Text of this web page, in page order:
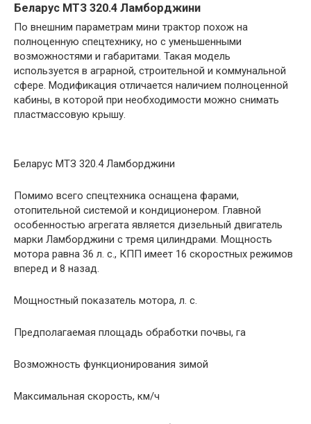
Беларус МТЗ 320.4 Ламборджини
По внешним параметрам мини трактор похож на
полноценную спецтехнику, но с уменьшенными
возможностями и габаритами. Такая модель
используется в аграрной, строительной и коммунальной
сфере. Модификация отличается наличием полноценной
кабины, в которой при необходимости можно снимать
пластмассовую крышу.
Беларус МТЗ 320.4 Ламборджини
Помимо всего спецтехника оснащена фарами,
отопительной системой и кондиционером. Главной
особенностью агрегата является дизельный двигатель
марки Ламборджини с тремя цилиндрами. Мощность
мотора равна 36 л. с., КПП имеет 16 скоростных режимов
вперед и 8 назад.
Мощностный показатель мотора, л. с.
Предполагаемая площадь обработки почвы, га
Возможность функционирования зимой
Максимальная скорость, км/ч